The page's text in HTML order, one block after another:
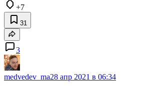
+7
31
3
medvedev_ma28 апр 2021 в 06:34